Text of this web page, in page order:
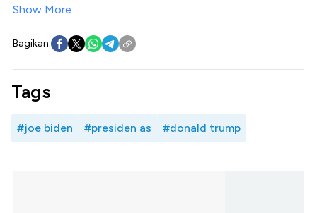
Show More
Bagikan:
Tags
#joe biden #presiden as #donald trump